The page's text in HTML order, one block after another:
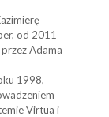
od 2011
Adama
1998,
Virtua i